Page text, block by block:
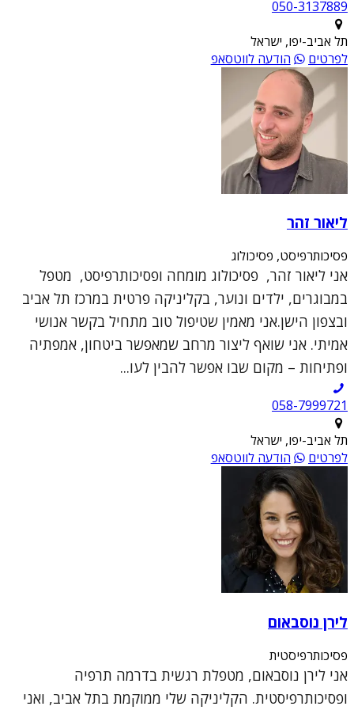
050-3137889
תל אביב-יפו, ישראל
לפרטים
הודעה לווטסאפ
ליאור זהר
פסיכותרפיסט, פסיכולוג
אני ליאור זהר, פסיכולוג מומחה ופסיכותרפיסט, מטפל
במבוגרים, ילדים ונוער, בקליניקה פרטית במרכז תל אביב
ובצפון הישן.אני מאמין שטיפול טוב מתחיל בקשר אנושי
אמיתי. אני שואף ליצור מרחב שמאפשר ביטחון, אמפתיה
ופתיחות – מקום שבו אפשר להבין לעו...
תל אביב-יפו, ישראל
לפרטים
הודעה לווטסאפ
לירן נוסבאום
פסיכותרפיסטית
אני לירן נוסבאום, מטפלת רגשית בדרמה תרפיה
ופסיכותרפיסטית. הקליניקה שלי ממוקמת בתל אביב, ואני